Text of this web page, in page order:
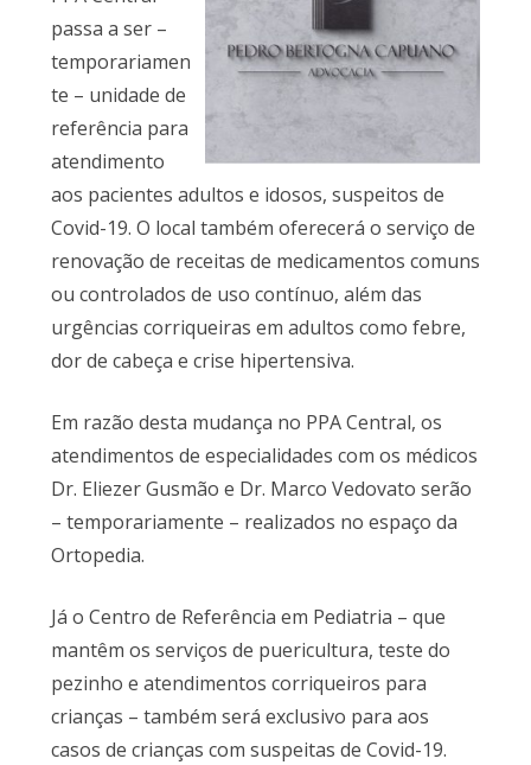
passa a ser –
temporariamen
te – unidade de
referência para
atendimento
aos pacientes adultos e idosos, suspeitos de
Covid-19. O local também oferecerá o serviço de
renovação de receitas de medicamentos comuns
ou controlados de uso contínuo, além das
urgências corriqueiras em adultos como febre,
dor de cabeça e crise hipertensiva.
Em razão desta mudança no PPA Central, os
atendimentos de especialidades com os médicos
Dr. Eliezer Gusmão e Dr. Marco Vedovato serão
– temporariamente – realizados no espaço da
Ortopedia.
Já o Centro de Referência em Pediatria – que
mantêm os serviços de puericultura, teste do
pezinho e atendimentos corriqueiros para
crianças – também será exclusivo para aos
casos de crianças com suspeitas de Covid-19.